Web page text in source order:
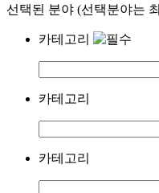
선택된 분야 (선택분야는
카테고리
카테고리
카테고리